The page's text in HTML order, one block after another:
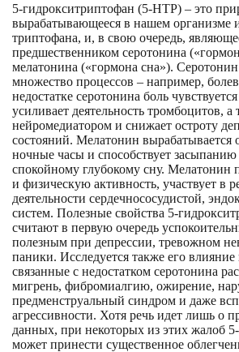
5-гидрокситриптофан (5-HTP) – это
вырабатывающееся в нашем организме
триптофана, и, в свою очередь,
предшественником серотонина
мелатонина («гормона сна»). Серотонин
множество процессов – например,
недостатке серотонина боль
усиливает деятельность тромбоцитов, а
нейромедиатором и снижает остроту
состояний. Мелатонин вырабатывается
ночные часы и способствует засыпанию
спокойному глубокому сну. Мелатонин
и физическую активность, участвует в
деятельности сердечнососудистой,
систем. Полезные свойства 5-
считают в первую очередь
полезным при депрессии, тревожном
паники. Исследуется также его влияние
связанные с недостатком серотонина
мигрень, фибромиалгию, ожирение,
предменструальный синдром и даже
агрессивности. Хотя речь идет лишь о
данных, при некоторых из этих жалоб
может принести существенное